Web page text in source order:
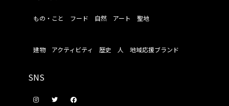
もの・こと フード 自然 アート 聖地
建物 アクティビティ 歴史 人 地域応援ブランド
SNS